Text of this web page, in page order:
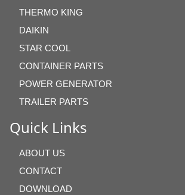
THERMO KING
DAIKIN
STAR COOL
CONTAINER PARTS
POWER GENERATOR
TRAILER PARTS
Quick Links
ABOUT US
CONTACT
DOWNLOAD